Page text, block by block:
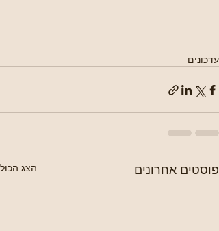
עדכונים
פוסטים אחרונים הצג הכול